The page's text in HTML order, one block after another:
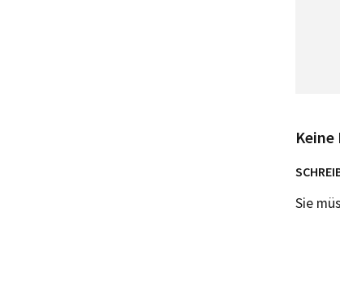
Sie